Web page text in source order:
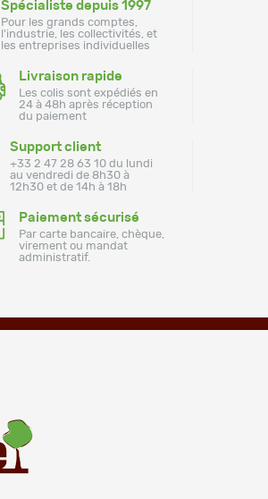
Spécialiste depuis 1997
Pour les grands comptes,
l'industrie, les collectivités, et
les entreprises individuelles
Livraison rapide
Les colis sont expédiés en
24 à 48h après réception
du paiement
Support client
+33 2 47 28 63 10 du lundi
au vendredi de 8h30 à
12h30 et de 14h à 18h
Paiement sécurisé
Par carte bancaire, chèque,
virement ou mandat
administratif.